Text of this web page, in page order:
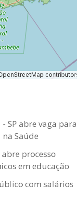
SP abre vaga para
Saúde
processo
em educação
com salários